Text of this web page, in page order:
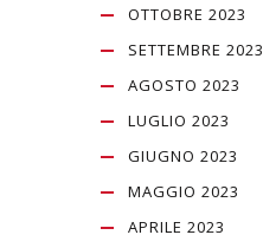
OTTOBRE 2023
SETTEMBRE 2023
AGOSTO 2023
LUGLIO 2023
GIUGNO 2023
MAGGIO 2023
APRILE 2023